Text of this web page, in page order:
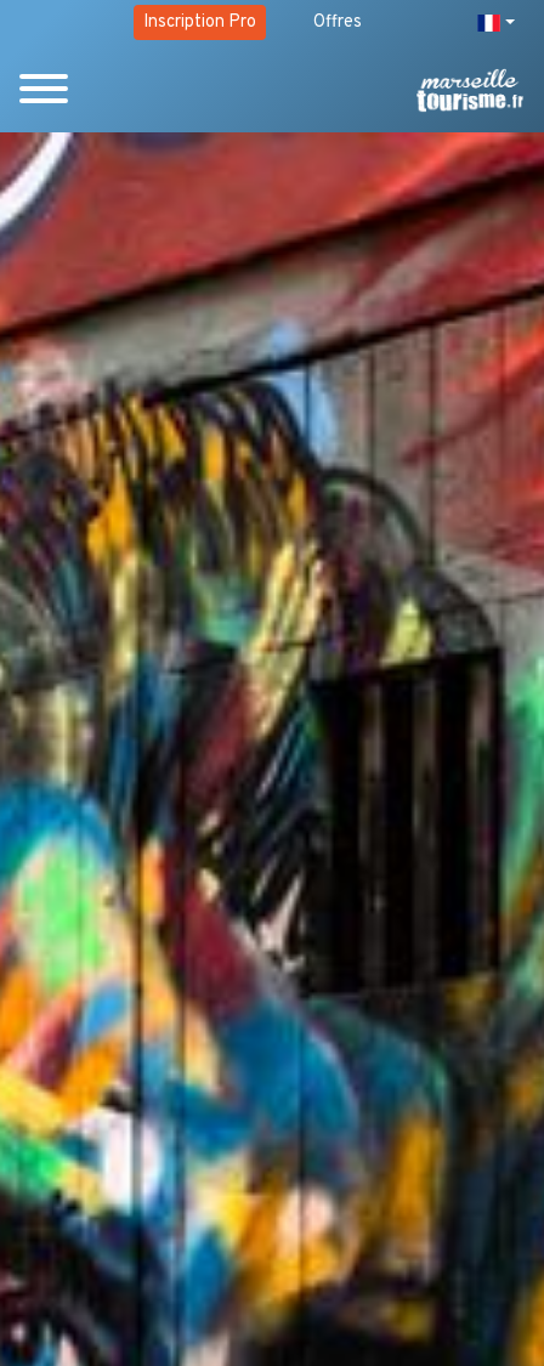
Inscription Pro Offres